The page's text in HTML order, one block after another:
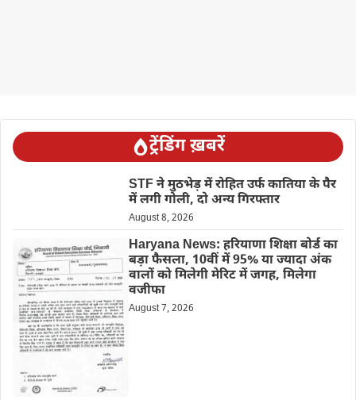
ट्रेंडिंग ख़बरें
STF ने मुठभेड़ में रोहित उर्फ कातिया के पैर
में लगी गोली, दो अन्य गिरफ्तार
August 8, 2026
Haryana News: हरियाणा शिक्षा बोर्ड का
बड़ा फैसला, 10वीं में 95% या ज्यादा अंक
वालों को मिलेगी मेरिट में जगह, मिलेगा
वजीफा
August 7, 2026